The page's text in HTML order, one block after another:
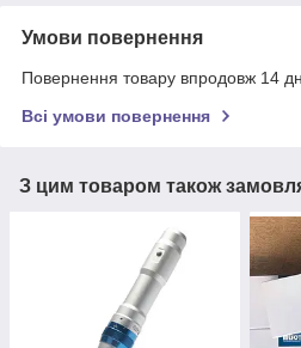
Умови повернення
Повернення товару впродовж 14
Всі умови повернення
З цим товаром також